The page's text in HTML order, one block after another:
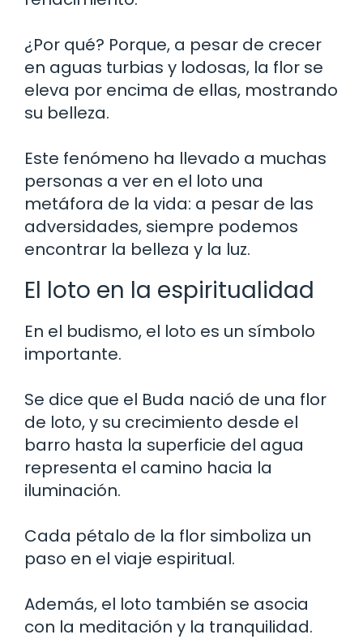
¿Por qué? Porque, a pesar de crecer
en aguas turbias y lodosas, la flor se
eleva por encima de ellas, mostrando
su belleza.
Este fenómeno ha llevado a muchas
personas a ver en el loto una
metáfora de la vida: a pesar de las
adversidades, siempre podemos
encontrar la belleza y la luz.
El loto en la espiritualidad
En el budismo, el loto es un símbolo
importante.
Se dice que el Buda nació de una flor
de loto, y su crecimiento desde el
barro hasta la superficie del agua
representa el camino hacia la
iluminación.
Cada pétalo de la flor simboliza un
paso en el viaje espiritual.
Además, el loto también se asocia
con la meditación y la tranquilidad.